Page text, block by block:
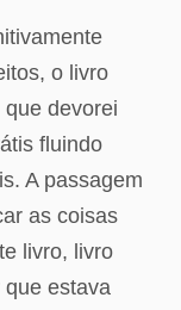
o livro
devorei
fluindo
A passagem
as coisas
livro, livro
estava